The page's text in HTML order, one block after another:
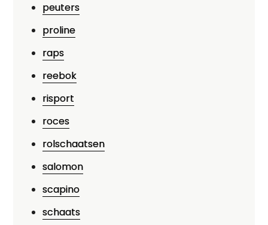
peuters
proline
raps
reebok
risport
roces
rolschaatsen
salomon
scapino
schaats